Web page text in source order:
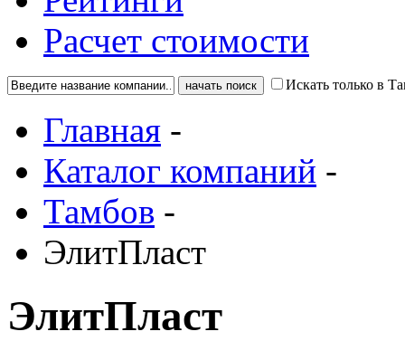
Расчет стоимости
Искать только в
Главная -
Каталог компаний -
Тамбов -
ЭлитПласт
ЭлитПласт